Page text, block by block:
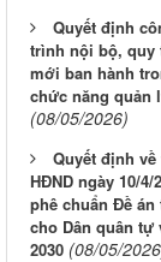
Quyết định
trình nội bộ, quy
mới ban hành
chức năng quản
(08/05/2026)
Quyết định
HĐND ngày 10/
phê chuẩn Đề
cho Dân quân tự
2030 (08/05/